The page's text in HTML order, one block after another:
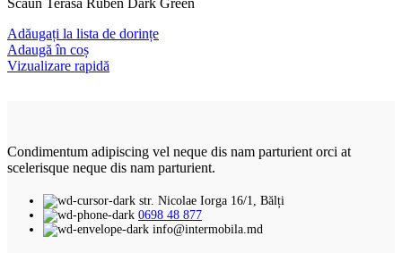
Adăugați la lista de dorințe
Adaugă în coș
Vizualizare rapidă
Condimentum adipiscing vel neque dis nam parturient orci at
scelerisque neque dis nam parturient.
str. Nicolae Iorga 16/1, Bălți
0698 48 877
info@intermobila.md